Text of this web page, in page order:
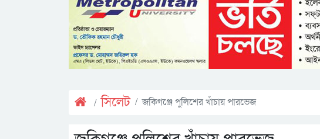
সিলেট জকিগঞ্জে পুলিশের খাঁচায় পারভেজ